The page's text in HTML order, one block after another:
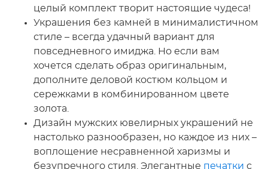
целый комплект творит настоящие чудеса!
Украшения без камней в минималистичном
стиле – всегда удачный вариант для
повседневного имиджа. Но если вам
хочется сделать образ оригинальным,
дополните деловой костюм кольцом и
сережками в комбинированном цвете
золота.
Дизайн мужских ювелирных украшений не
настолько разнообразен, но каждое из них –
воплощение несравненной харизмы и
безупречного стиля. Элегантные печатки с